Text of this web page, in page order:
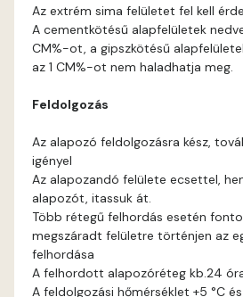
Brick E
Caramel
Citrus C
Citrus D
Citrus E
Az extrém sima felületet fel kell
A cementkötésű alapfelületek
CM%-ot, a gipszkötésű
az 1 CM%-ot nem haladhatja meg.
Feldolgozás
Az alapozó feldolgozásra kész,
igényel
Az alapozandó felülete ecsettel,
alapozót, itassuk át.
Több rétegű felhordás esetén
megszáradt felületre történjen az
felhordása
A felhordott alapozóréteg kb.24
A feldolgozási hőmérséklet +5 °C